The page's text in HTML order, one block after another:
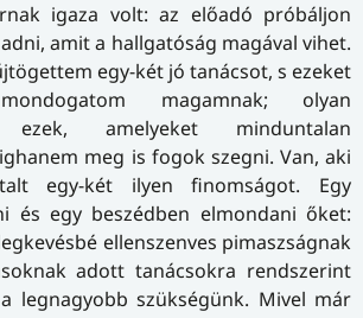
igaza volt: az előadó próbáljon
amit a hallgatóság magával vihet.
egy-két jó tanácsot, s ezeket
magamnak; olyan
ezek, amelyeket minduntalan
meg is fogok szegni. Van, aki
egy-két ilyen finomságot. Egy
és egy beszédben elmondani őket:
ellenszenves pimaszságnak
adott tanácsokra rendszerint
legnagyobb szükségünk. Mivel már